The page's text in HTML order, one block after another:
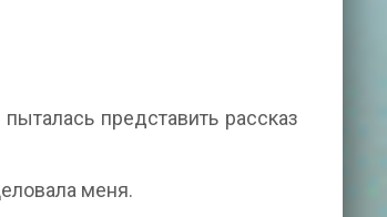
представить рассказ
меня.